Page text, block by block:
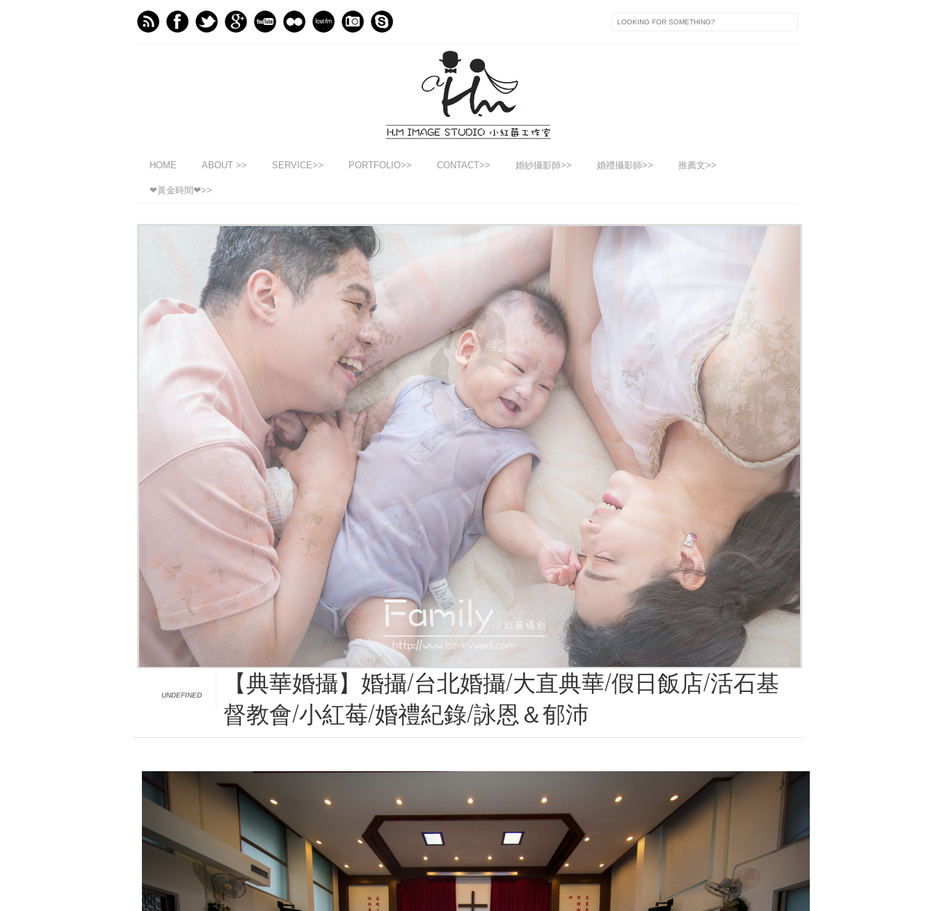
HOME ABOUT >> SERVICE>> PORTFOLIO>> CONTACT>> 婚紗攝影師>> 婚禮攝影師>> 推薦文>>
❤黃金時間❤>>
UNDEFINED
【典華婚攝】婚攝/台北婚攝/大直典華/假日飯店/活石基
督教會/小紅莓/婚禮紀錄/詠恩＆郁沛